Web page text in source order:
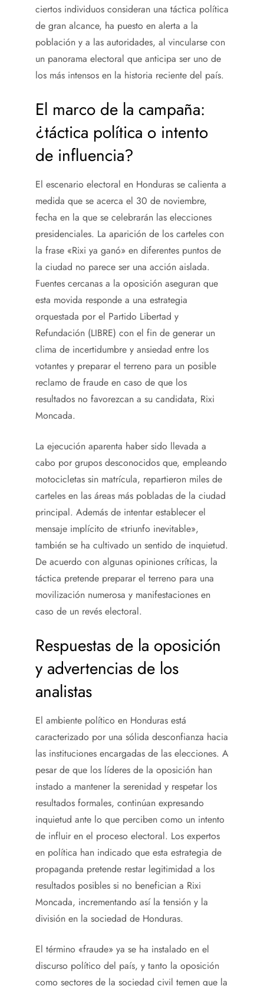
ciertos individuos consideran una táctica política
de gran alcance, ha puesto en alerta a la
población y a las autoridades, al vincularse con
un panorama electoral que anticipa ser uno de
los más intensos en la historia reciente del país.
El marco de la campaña:
¿táctica política o intento
de influencia?
El escenario electoral en Honduras se calienta a
medida que se acerca el 30 de noviembre,
fecha en la que se celebrarán las elecciones
presidenciales. La aparición de los carteles con
la frase «Rixi ya ganó» en diferentes puntos de
la ciudad no parece ser una acción aislada.
Fuentes cercanas a la oposición aseguran que
esta movida responde a una estrategia
orquestada por el Partido Libertad y
Refundación (LIBRE) con el fin de generar un
clima de incertidumbre y ansiedad entre los
votantes y preparar el terreno para un posible
reclamo de fraude en caso de que los
resultados no favorezcan a su candidata, Rixi
Moncada.
La ejecución aparenta haber sido llevada a
cabo por grupos desconocidos que, empleando
motocicletas sin matrícula, repartieron miles de
carteles en las áreas más pobladas de la ciudad
principal. Además de intentar establecer el
mensaje implícito de «triunfo inevitable»,
también se ha cultivado un sentido de inquietud.
De acuerdo con algunas opiniones críticas, la
táctica pretende preparar el terreno para una
movilización numerosa y manifestaciones en
caso de un revés electoral.
Respuestas de la oposición
y advertencias de los
analistas
El ambiente político en Honduras está
caracterizado por una sólida desconfianza hacia
las instituciones encargadas de las elecciones. A
pesar de que los líderes de la oposición han
instado a mantener la serenidad y respetar los
resultados formales, continúan expresando
inquietud ante lo que perciben como un intento
de influir en el proceso electoral. Los expertos
en política han indicado que esta estrategia de
propaganda pretende restar legitimidad a los
resultados posibles si no benefician a Rixi
Moncada, incrementando así la tensión y la
división en la sociedad de Honduras.
El término «fraude» ya se ha instalado en el
discurso político del país, y tanto la oposición
como sectores de la sociedad civil temen que la